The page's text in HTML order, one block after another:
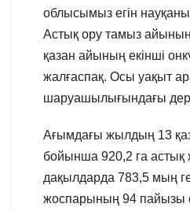
облысымыз егін
Астық ору тамыз
қазан айының екінші
жалғаспақ. Осы уақыт
шаруашылығындағы
Ағымдағы жылдың 13
бойынша 920,2 га астық
дақылдарда 783,5 мың
жоспарының 94 пайызы